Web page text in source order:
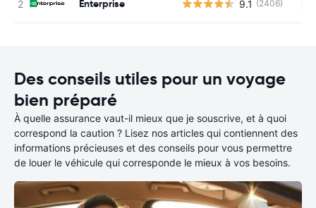
Enterprise 9.1 (2406)
Des conseils utiles pour un voyage
bien préparé
À quelle assurance vaut-il mieux que je souscrive, et à quoi
correspond la caution ? Lisez nos articles qui contiennent des
informations précieuses et des conseils pour vous permettre
de louer le véhicule qui corresponde le mieux à vos besoins.